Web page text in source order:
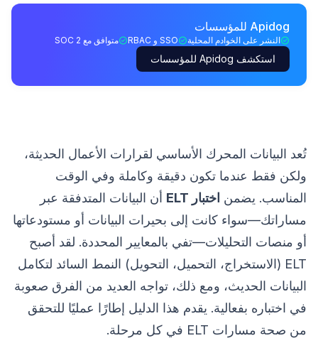
Apidog للمؤسسات
النشر على الخوادم المحلية SSO و RBAC متوافق مع SOC 2
استكشف Apidog للمؤسسات
تُعد البيانات المحرك الأساسي لقرارات الأعمال الحديثة،
ولكن فقط عندما تكون دقيقة وكاملة وفي الوقت
المناسب. يضمن اختبار ELT
أن البيانات المتدفقة عبر
مساراتك—سواء كانت إلى بحيرات البيانات أو مستودعاتها
أو منصات التحليلات—تفي بالمعايير المحددة. لقد أصبح
ELT (الاستخراج، التحميل، التحويل) النمط السائد لتكامل
البيانات الحديث، ومع ذلك، تواجه العديد من الفرق صعوبة
في اختباره بفعالية. يقدم هذا الدليل إطارًا عمليًا للتحقق
من صحة مسارات ELT في كل مرحلة.